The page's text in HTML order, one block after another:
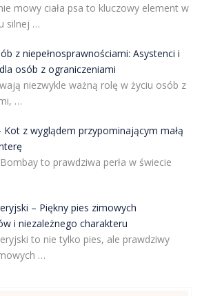
mowy ciała psa to kluczowy element w
silnej …
z niepełnosprawnościami: Asystenci i
osób z ograniczeniami
niezwykle ważną rolę w życiu osób z
…
Kot z wyglądem przypominającym małą
to prawdziwa perła w świecie
– Piękny pies zimowych
i niezależnego charakteru
to nie tylko pies, ale prawdziwy
…